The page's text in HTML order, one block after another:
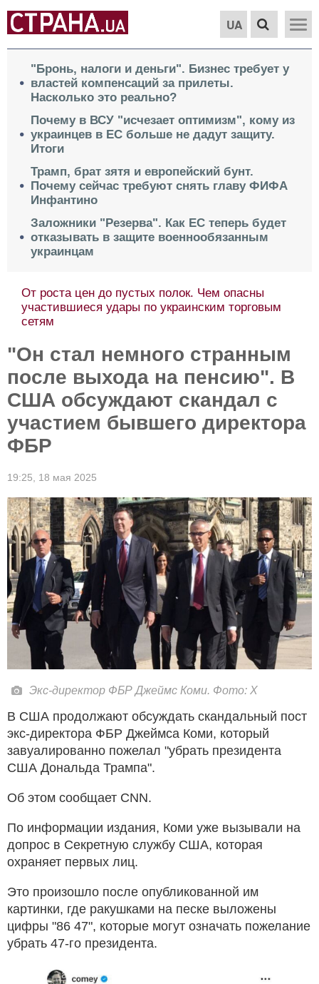
UA
"Бронь, налоги и деньги". Бизнес требует у
властей компенсаций за прилеты.
Насколько это реально?
Почему в ВСУ "исчезает оптимизм", кому из
украинцев в ЕС больше не дадут защиту.
Итоги
Трамп, брат зятя и европейский бунт.
Почему сейчас требуют снять главу ФИФА
Инфантино
Заложники "Резерва". Как ЕС теперь будет
отказывать в защите военнообязанным
украинцам
От роста цен до пустых полок. Чем опасны
участившиеся удары по украинским торговым
сетям
"Он стал немного странным
после выхода на пенсию". В
США обсуждают скандал с
участием бывшего директора
ФБР
19:25, 18 мая 2025
Экс-директор ФБР Джеймс Коми. Фото: X
В США продолжают обсуждать скандальный пост
экс-директора ФБР Джеймса Коми, который
завуалированно пожелал "убрать президента
США Дональда Трампа".
Об этом сообщает CNN.
По информации издания, Коми уже вызывали на
допрос в Секретную службу США, которая
охраняет первых лиц.
Это произошло после опубликованной им
картинки, где ракушками на песке выложены
цифры "86 47", которые могут означать пожелание
убрать 47-го президента.